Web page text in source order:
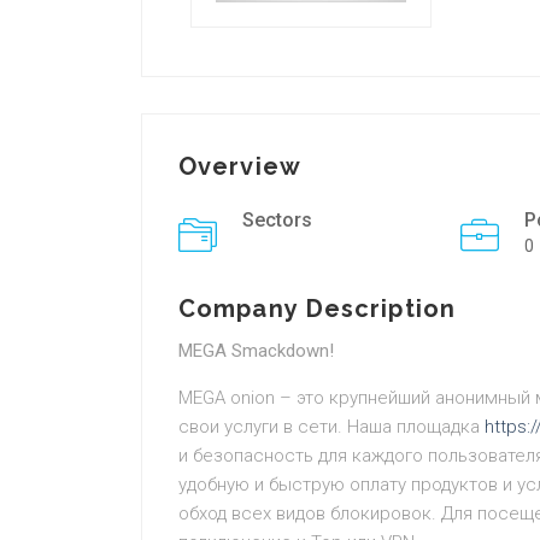
Overview
Sectors
0
Company Description
MEGA Smackdown!
MEGA onion – это крупнейший
свои услуги в сети. Наша площадка
и безопасность для каждого
удобную и быструю оплату продуктов и
обход всех видов блокировок. Для